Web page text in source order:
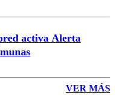
activa Alerta
VER MÁS